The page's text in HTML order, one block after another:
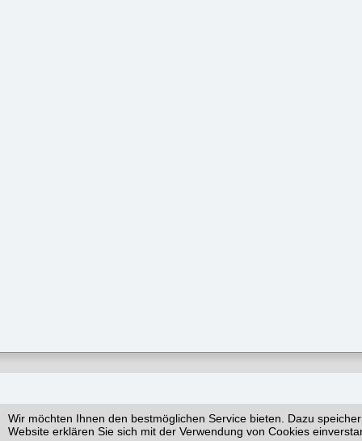
Wir möchten Ihnen den bestmöglichen Service bieten. Dazu
Website erklären Sie sich mit der Verwendung von Cookies